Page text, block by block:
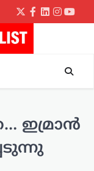
Twitter
Facebook
LinkedIn
ഇമ്രാൻ